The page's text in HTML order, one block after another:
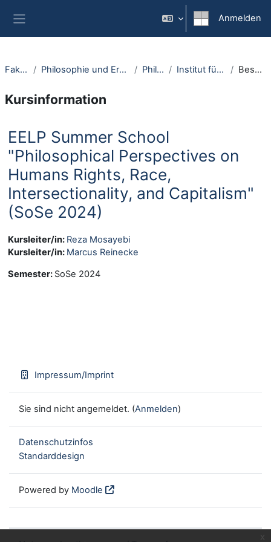
Anmelden
Fakultäten Philosophie und Erziehungswissenschaft Philosophie Institut für Philosophie I Beschreibung
Kursinformation
EELP Summer School
"Philosophical Perspectives on
Humans Rights, Race,
Intersectionality, and Capitalism"
(SoSe 2024)
Kursleiter/in: Reza Mosayebi
Kursleiter/in: Marcus Reinecke
Semester: SoSe 2024
Impressum/Imprint
Sie sind nicht angemeldet. (Anmelden)
Datenschutzinfos
Standarddesign
Powered by Moodle